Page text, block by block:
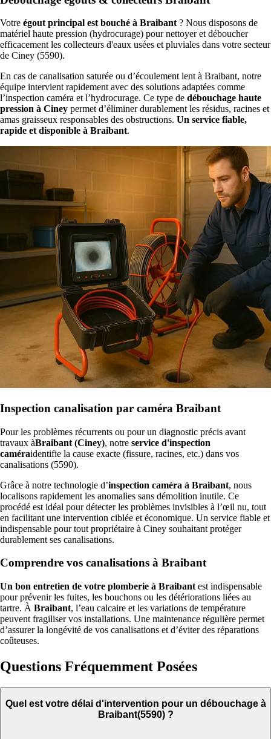
Votre égout principal est bouché à Braibant ? Nous disposons de
matériel haute pression (hydrocurage) pour nettoyer et déboucher
efficacement les collecteurs d'eaux usées et pluviales dans votre secteur
de Ciney (5590).
En cas de canalisation saturée ou d’écoulement lent à Braibant, notre
équipe intervient rapidement avec des solutions adaptées comme
l’inspection caméra et l’hydrocurage. Ce type de débouchage haute
pression à Ciney permet d’éliminer durablement les résidus, racines et
amas graisseux responsables des obstructions. Un service fiable,
rapide et disponible à Braibant.
Inspection canalisation par caméra Braibant
Pour les problèmes récurrents ou pour un diagnostic précis avant
travaux àBraibant (Ciney), notre service d'inspection
caméraidentifie la cause exacte (fissure, racines, etc.) dans vos
canalisations (5590).
Grâce à notre technologie d’inspection caméra à Braibant, nous
localisons rapidement les anomalies sans démolition inutile. Ce
procédé est idéal pour détecter les problèmes invisibles à l’œil nu, tout
en facilitant une intervention ciblée et économique. Un service fiable et
indispensable pour tout propriétaire à Ciney souhaitant protéger
durablement ses canalisations.
Comprendre vos canalisations à Braibant
Un bon entretien de votre plomberie à Braibant est indispensable
pour prévenir les fuites, les bouchons ou les détériorations liées au
tartre. À Braibant, l’eau calcaire et les variations de température
peuvent fragiliser vos installations. Une maintenance régulière permet
d’assurer la longévité de vos canalisations et d’éviter des réparations
coûteuses.
Questions Fréquemment Posées
Quel est votre délai d'intervention pour un débouchage à
Braibant(5590) ?